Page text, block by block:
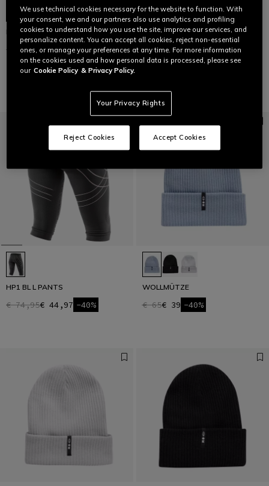
HP MID
€ 159€ 95,40 -40%
LETZTE GRÖSSEN
HP1 BL M PANT
HP1 BL L PANTS
€ 74,95€ 44,97 -40%
WOLLMÜTZE
€ 65€ 39 -40%
We use technical cookies necessary for the website to function. With
your consent, we and our partners also use analytics and profiling
cookies to understand how you use the site, improve our services, and
personalize content. You can accept all cookies, reject non-essential
ones, or manage your preferences at any time. For more information
on the cookies used and how personal data is processed, please see
our Cookie Policy & Privacy Policy.
Your Privacy Rights
Reject Cookies Accept Cookies